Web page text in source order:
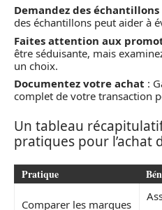
Demandez des échantillons
des échantillons peut aider à
Faites attention aux
être séduisante, mais
un choix.
Documentez votre achat :
complet de votre transaction
Un tableau
pratiques pour l’achat
Pratique
Comparer les marques